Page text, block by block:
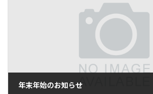
年末年始のお知らせ